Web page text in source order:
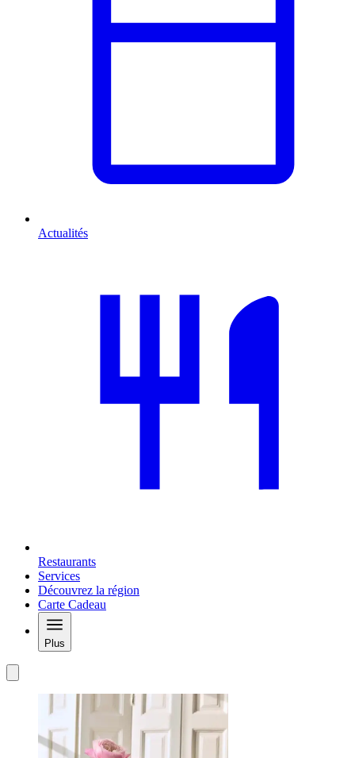
Actualités
Restaurants
Services
Découvrez la région
Carte Cadeau
Plus